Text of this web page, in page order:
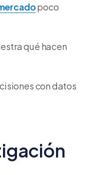
poco
qué hacen
con datos